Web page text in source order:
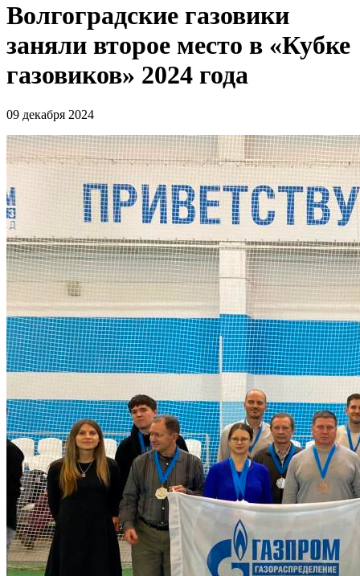
Волгоградские газовики
заняли второе место в «Кубке
газовиков» 2024 года
09 декабря 2024